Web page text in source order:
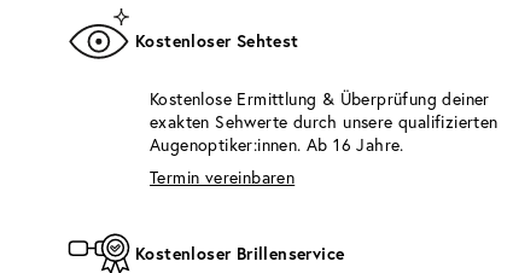
Kostenloser Sehtest
Kostenlose Ermittlung & Überprüfung deiner
exakten Sehwerte durch unsere qualifizierten
Augenoptiker:innen. Ab 16 Jahre.
Termin vereinbaren
Kostenloser Brillenservice